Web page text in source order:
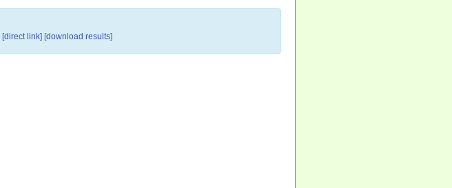
[direct link] [download results]